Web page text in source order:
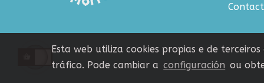
Esta web utiliza cookies propias e de
tráfico. Pode cambiar a configuración ou